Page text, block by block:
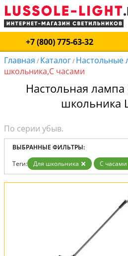
+7 (800) 775-63-32
Главная / Каталог/ Настольные
школьника,С часами
Настольная
школьника
ВЫБРАННЫЕ ФИЛЬТРЫ:
Теги: Для школьника
С часами
Вид:
Настольные лампы